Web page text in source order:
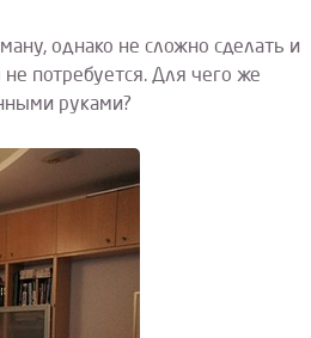
однако не сложно сделать и
потребуется. Для чего же
руками?